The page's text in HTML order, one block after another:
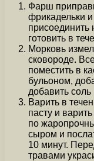
Фарш
фрикадельки
присоединить
готовить в
Морковь
сковороде.
поместить в
бульоном,
добавить соль
Варить в
пасту и
по
сыром и
10 минут.
травами